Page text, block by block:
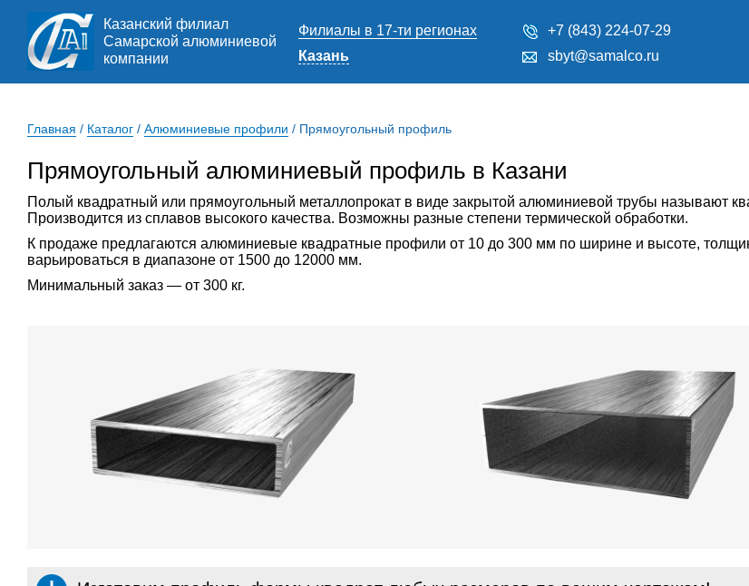
Казанский филиал
Самарской алюминиевой
компании
Филиалы в 17-ти регионах
Казань
+7 (843) 224-07-29
sbyt@samalco.ru
Главная / Каталог / Алюминиевые профили / Прямоугольный профиль
Прямоугольный алюминиевый профиль в Казани
Полый квадратный или прямоугольный металлопрокат в виде закрытой алюминиевой трубы
Производится из сплавов высокого качества. Возможны разные степени термической обработки.
К продаже предлагаются алюминиевые квадратные профили от 10 до 300 мм по ширине и высоте,
варьироваться в диапазоне от 1500 до 12000 мм.
Минимальный заказ — от 300 кг.